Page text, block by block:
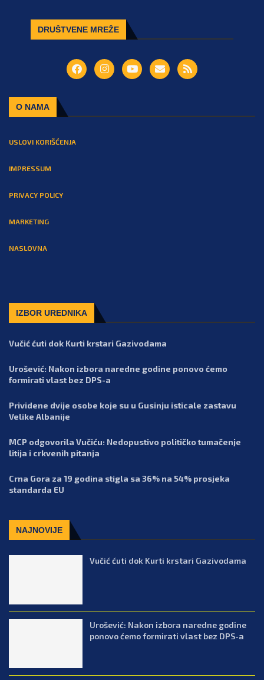
DRUŠTVENE MREŽE
O NAMA
USLOVI KORIŠĆENJA
IMPRESSUM
PRIVACY POLICY
MARKETING
NASLOVNA
IZBOR UREDNIKA
Vučić ćuti dok Kurti krstari Gazivodama
Urošević: Nakon izbora naredne godine ponovo ćemo
formirati vlast bez DPS-a
Prividene dvije osobe koje su u Gusinju isticale zastavu
Velike Albanije
MCP odgovorila Vučiću: Nedopustivo političko tumačenje
litija i crkvenih pitanja
Crna Gora za 19 godina stigla sa 36% na 54% prosjeka
standarda EU
NAJNOVIJE
Vučić ćuti dok Kurti krstari Gazivodama
Urošević: Nakon izbora naredne godine
ponovo ćemo formirati vlast bez DPS-a